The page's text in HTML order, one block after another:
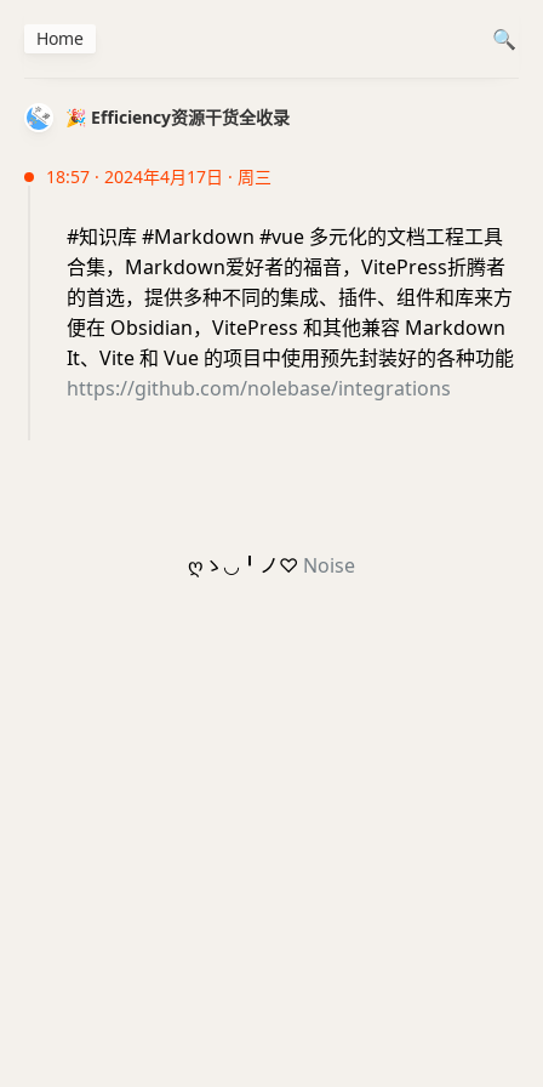
🎉 Efficiency资源干货全收录
18:57 · 2024年4月17日 · 周三
#知识库 #Markdown #vue 多元化的文档工程工具
合集，Markdown爱好者的福音，VitePress折腾者
的首选，提供多种不同的集成、插件、组件和库来方
便在 Obsidian，VitePress 和其他兼容 Markdown
It、Vite 和 Vue 的项目中使用预先封装好的各种功能
https://github.com/nolebase/integrations
Home
ღゝ◡╹ノ♡ Noise